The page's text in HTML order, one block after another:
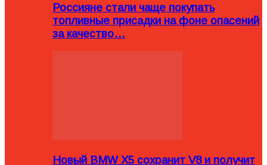
Россияне стали чаще покупать
топливные присадки на фоне опасений
за качество…
Новый BMW X5 сохранит V8 и получит